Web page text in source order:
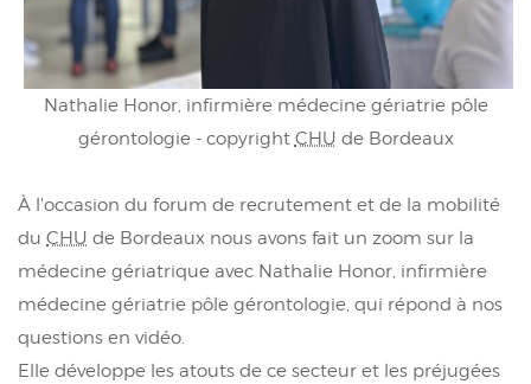
Nathalie Honor, infirmière médecine gériatrie pôle
gérontologie - copyright CHU de Bordeaux
À l'occasion du forum de recrutement et de la mobilité
du CHU de Bordeaux nous avons fait un zoom sur la
médecine gériatrique avec Nathalie Honor, infirmière
médecine gériatrie pôle gérontologie, qui répond à nos
questions en vidéo.
Elle développe les atouts de ce secteur et les préjugées